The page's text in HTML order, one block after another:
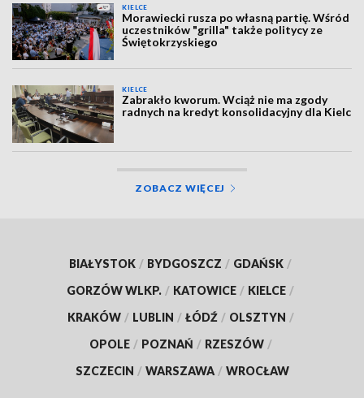
KIELCE
Morawiecki rusza po własną partię. Wśród
uczestników "grilla" także politycy ze
Świętokrzyskiego
KIELCE
Zabrakło kworum. Wciąż nie ma zgody
radnych na kredyt konsolidacyjny dla Kielc
ZOBACZ WIĘCEJ
BIAŁYSTOK / BYDGOSZCZ / GDAŃSK /
GORZÓW WLKP. / KATOWICE / KIELCE /
KRAKÓW / LUBLIN / ŁÓDŹ / OLSZTYN /
OPOLE / POZNAŃ / RZESZÓW /
SZCZECIN / WARSZAWA / WROCŁAW